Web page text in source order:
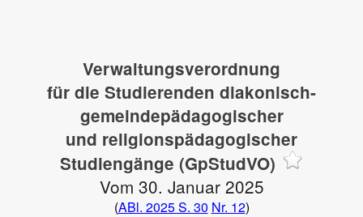
Verwaltungsverordnung
für die Studierenden diakonisch-
gemeindepädagogischer
und religionspädagogischer
Studiengänge (GpStudVO)
Vom 30. Januar 2025
(ABl. 2025 S. 30 Nr. 12)